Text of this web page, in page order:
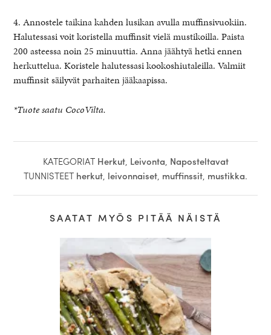
4. Annostele taikina kahden lusikan avulla muffinsivuokiin.
Halutessasi voit koristella muffinsit vielä mustikoilla. Paista
200 asteessa noin 25 minuuttia. Anna jäähtyä hetki ennen
herkuttelua. Koristele halutessasi kookoshiutaleilla. Valmiit
muffinsit säilyvät parhaiten jääkaapissa.
*Tuote saatu CocoVilta.
KATEGORIAT Herkut, Leivonta, Naposteltavat
TUNNISTEET herkut, leivonnaiset, muffinssit, mustikka.
SAATAT MYÖS PITÄÄ NÄISTÄ